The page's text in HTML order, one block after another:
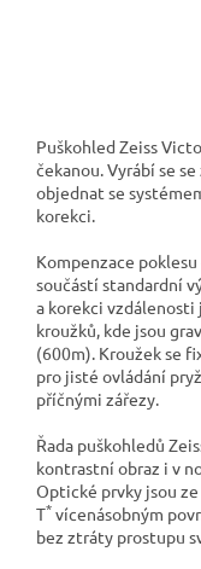
Puškohled Zeiss
čekanou.Vyrábí se
objednat se
korekci.
Kompenzace
součástí standardní
a korekci
kroužků, kde jsou
(600m). Kroužek se
pro jisté ovládání
příčnými zářezy.
Řada puškohledů
kontrastní obraz i v
Optické prvky jsou ze
T*vícenásobným
bez ztráty prostupu